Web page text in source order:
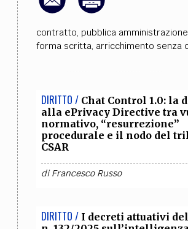
CULTURA
Arte, Cinema, Musica,
COLLABORA CON NOI
contratto, pubblica amministrazione
forma scritta, arricchimento senza
DIRITTO / Chat Control 1.0: la
alla ePrivacy Directive tra
normativo, “resurrezione”
procedurale e il nodo del
CSAR
diFrancesco Russo
DIRITTO / I decreti attuativi